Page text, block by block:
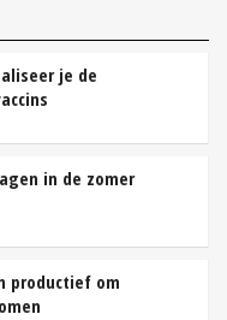
je de
in de zomer
productief om